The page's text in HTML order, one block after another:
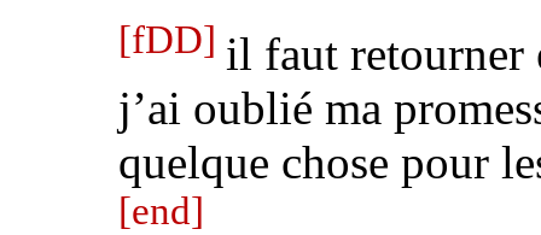
[fDD] il faut retourner
j’ai oublié ma
quelque chose pour
[end]